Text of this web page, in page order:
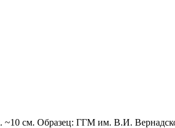
~10 см. Образец: ГГМ им. В.И.